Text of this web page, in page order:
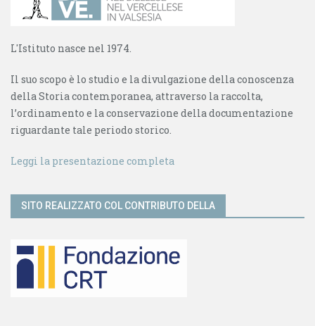
L'Istituto nasce nel 1974.
Il suo scopo è lo studio e la divulgazione della conoscenza
della Storia contemporanea, attraverso la raccolta,
l’ordinamento e la conservazione della documentazione
riguardante tale periodo storico.
Leggi la presentazione completa
SITO REALIZZATO COL CONTRIBUTO DELLA